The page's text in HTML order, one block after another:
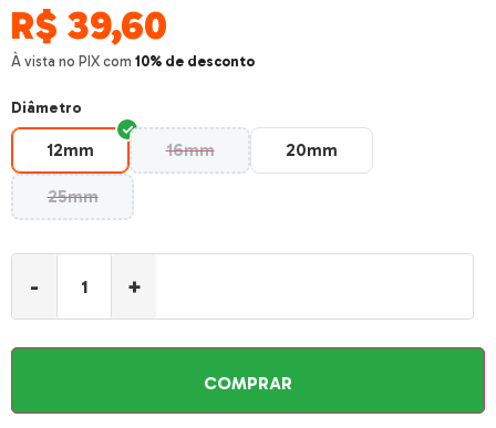
R$ 39,60
À vista no PIX com 10% de desconto
Diâmetro
12mm 16mm 20mm
25mm
- +
COMPRAR